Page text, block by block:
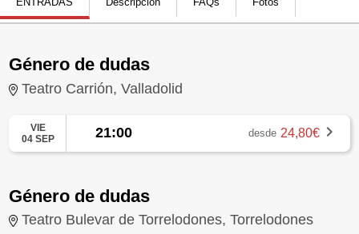
Género de dudas
Teatro Carrión, Valladolid
VIE
04 SEP
21:00 desde 24,80€
Género de dudas
Teatro Bulevar de Torrelodones, Torrelodones